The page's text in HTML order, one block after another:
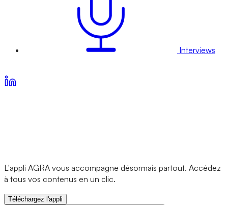
Interviews
L'appli AGRA vous accompagne désormais partout. Accédez
à tous vos contenus en un clic.
Téléchargez l'appli